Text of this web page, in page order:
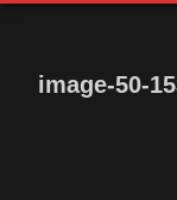
image-50-